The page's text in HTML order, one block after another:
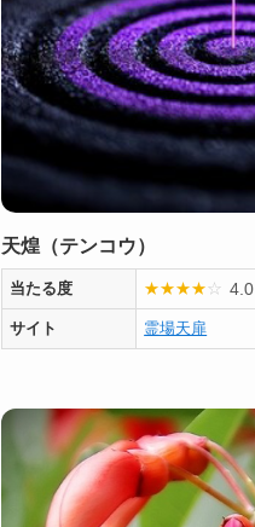
天煌（テンコウ）
当たる度 ★★★★☆ 4.0
サイト 霊場天扉